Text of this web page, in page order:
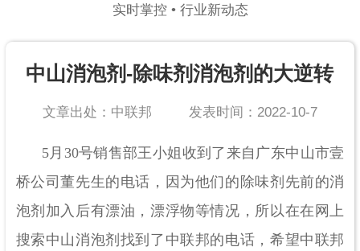
实时掌控 • 行业新动态
中山消泡剂-除味剂消泡剂的大逆转
文章出处：中联邦 发表时间：2022-10-7
5月30号销售部王小姐收到了来自广东中山市壹
桥公司董先生的电话，因为他们的除味剂先前的消
泡剂加入后有漂油，漂浮物等情况，所以在在网上
搜索中山消泡剂找到了中联邦的电话，希望中联邦